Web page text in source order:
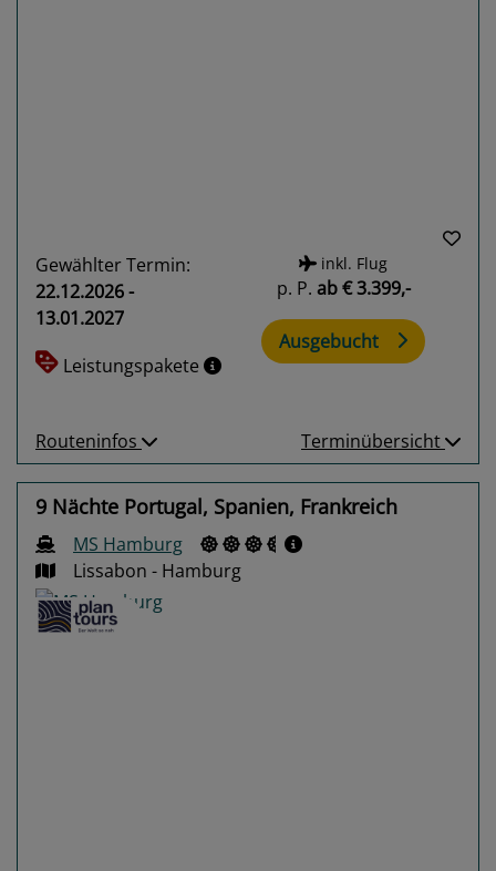
Gewählter Termin:
22.12.2026 -
13.01.2027
Leistungspakete
inkl. Flug
p. P. ab€ 3.399,-
Ausgebucht
Routeninfos Terminübersicht
9 Nächte Portugal, Spanien, Frankreich
MS Hamburg
Lissabon - Hamburg